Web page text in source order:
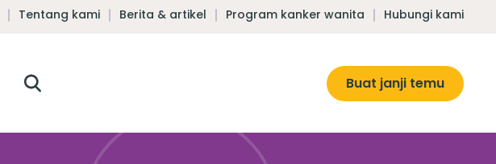
Tentang kami Berita & artikel Program kanker wanita Hubungi kami
Buat janji temu